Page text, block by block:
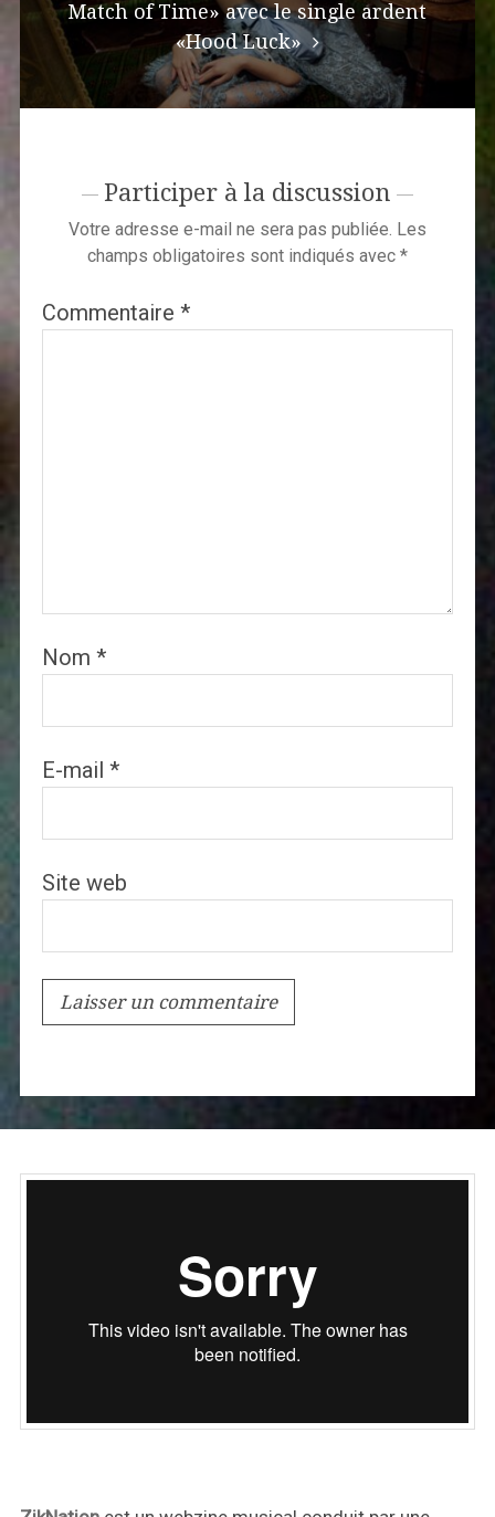
Match of Time» avec le single ardent
«Hood Luck»
Participer à la discussion
Votre adresse e-mail ne sera pas publiée. Les
champs obligatoires sont indiqués avec *
Commentaire *
Nom *
E-mail *
Site web